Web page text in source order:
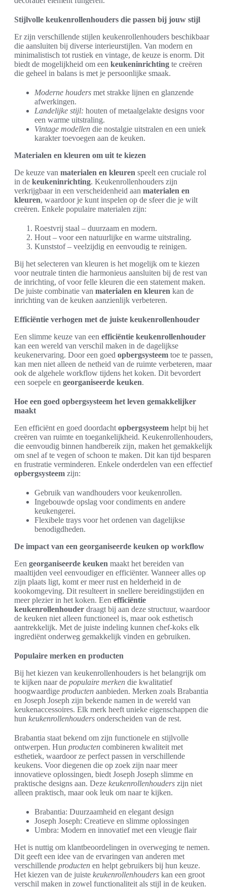
Stijlvolle keukenrollenhouders die passen bij jouw stijl
Er zijn verschillende stijlen keukenrollenhouders beschikbaar
die aansluiten bij diverse interieurstijlen. Van modern en
minimalistisch tot rustiek en vintage, de keuze is enorm. Dit
biedt de mogelijkheid om een keukeninrichting te creëren
die geheel in balans is met je persoonlijke smaak.
Moderne houders met strakke lijnen en glanzende
afwerkingen.
Landelijke stijl: houten of metaalgelakte designs voor
een warme uitstraling.
Vintage modellen die nostalgie uitstralen en een uniek
karakter toevoegen aan de keuken.
Materialen en kleuren om uit te kiezen
De keuze van materialen en kleuren speelt een cruciale rol
in de keukeninrichting. Keukenrollenhouders zijn
verkrijgbaar in een verscheidenheid aan materialen en
kleuren, waardoor je kunt inspelen op de sfeer die je wilt
creëren. Enkele populaire materialen zijn:
Roestvrij staal – duurzaam en modern.
Hout – voor een natuurlijke en warme uitstraling.
Kunststof – veelzijdig en eenvoudig te reinigen.
Bij het selecteren van kleuren is het mogelijk om te kiezen
voor neutrale tinten die harmonieus aansluiten bij de rest van
de inrichting, of voor felle kleuren die een statement maken.
De juiste combinatie van materialen en kleuren kan de
inrichting van de keuken aanzienlijk verbeteren.
Efficiëntie verhogen met de juiste keukenrollenhouder
Een slimme keuze van een efficiëntie keukenrollenhouder
kan een wereld van verschil maken in de dagelijkse
keukenervaring. Door een goed opbergsysteem toe te passen,
kan men niet alleen de netheid van de ruimte verbeteren, maar
ook de algehele workflow tijdens het koken. Dit bevordert
een soepele en georganiseerde keuken.
Hoe een goed opbergsysteem het leven gemakkelijker
maakt
Een efficiënt en goed doordacht opbergsysteem helpt bij het
creëren van ruimte en toegankelijkheid. Keukenrollenhouders,
die eenvoudig binnen handbereik zijn, maken het gemakkelijk
om snel af te vegen of schoon te maken. Dit kan tijd besparen
en frustratie verminderen. Enkele onderdelen van een effectief
opbergsysteem zijn:
Gebruik van wandhouders voor keukenrollen.
Ingebouwde opslag voor condiments en andere
keukengerei.
Flexibele trays voor het ordenen van dagelijkse
benodigdheden.
De impact van een georganiseerde keuken op workflow
Een georganiseerde keuken maakt het bereiden van
maaltijden veel eenvoudiger en efficiënter. Wanneer alles op
zijn plaats ligt, komt er meer rust en helderheid in de
kookomgeving. Dit resulteert in snellere bereidingstijden en
meer plezier in het koken. Een efficiëntie
keukenrollenhouder draagt bij aan deze structuur, waardoor
de keuken niet alleen functioneel is, maar ook esthetisch
aantrekkelijk. Met de juiste indeling kunnen chef-koks elk
ingrediënt onderweg gemakkelijk vinden en gebruiken.
Populaire merken en producten
Bij het kiezen van keukenrollenhouders is het belangrijk om
te kijken naar de populaire merken die kwalitatief
hoogwaardige producten aanbieden. Merken zoals Brabantia
en Joseph Joseph zijn bekende namen in de wereld van
keukenaccessoires. Elk merk heeft unieke eigenschappen die
hun keukenrollenhouders onderscheiden van de rest.
Brabantia staat bekend om zijn functionele en stijlvolle
ontwerpen. Hun producten combineren kwaliteit met
esthetiek, waardoor ze perfect passen in verschillende
keukens. Voor diegenen die op zoek zijn naar meer
innovatieve oplossingen, biedt Joseph Joseph slimme en
praktische designs aan. Deze keukenrollenhouders zijn niet
alleen praktisch, maar ook leuk om naar te kijken.
Brabantia: Duurzaamheid en elegant design
Joseph Joseph: Creatieve en slimme oplossingen
Umbra: Modern en innovatief met een vleugje flair
Het is nuttig om klantbeoordelingen in overweging te nemen.
Dit geeft een idee van de ervaringen van anderen met
verschillende producten en helpt gebruikers bij hun keuze.
Het kiezen van de juiste keukenrollenhouders kan een groot
verschil maken in zowel functionaliteit als stijl in de keuken.